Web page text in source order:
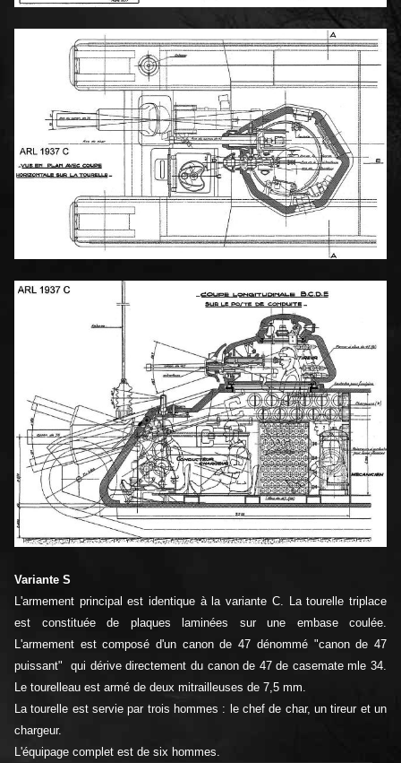
Variante S
L'armement principal est identique à la variante C. La tourelle triplace
est constituée de plaques laminées sur une embase coulée.
L'armement est composé d'un canon de 47 dénommé "canon de 47
puissant" qui dérive directement du canon de 47 de casemate mle 34.
Le tourelleau est armé de deux mitrailleuses de 7,5 mm.
La tourelle est servie par trois hommes : le chef de char, un tireur et un
chargeur.
L'équipage complet est de six hommes.